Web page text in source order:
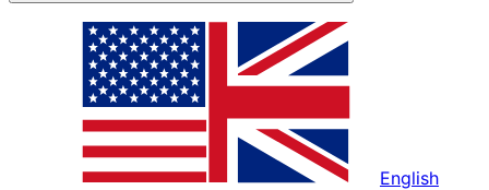
English